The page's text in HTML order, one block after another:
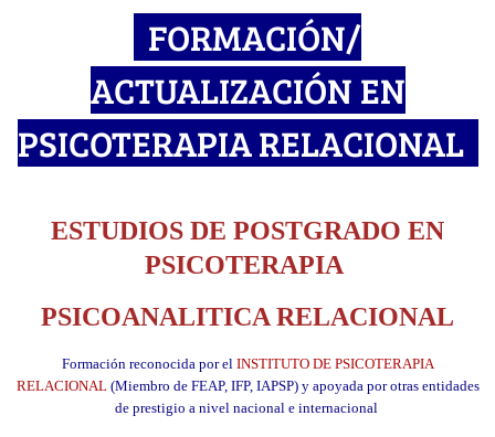
FORMACIÓN/
ACTUALIZACIÓN EN
PSICOTERAPIA RELACIONAL
ESTUDIOS DE POSTGRADO EN
PSICOTERAPIA
PSICOANALITICA RELACIONAL
Formación reconocida por el INSTITUTO DE PSICOTERAPIA
RELACIONAL(Miembro de FEAP, IFP, IAPSP) y apoyada por otras entidades
de prestigio a nivel nacional e internacional